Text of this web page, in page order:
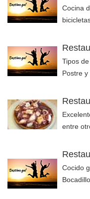
Cocina
Tipos
Postre
entre
Cocido